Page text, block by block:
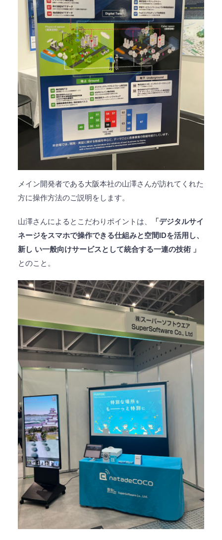
メイン開発者である大阪本社の山澤さんが訪れてくれた
方に操作方法のご説明をします。
山澤さんによるとこだわりポイントは、
「デジタルサイ
ネージをスマホで操作できる仕組みと空間IDを活用し、
新し い一般向けサービスとして統合する一連の技術 」
とのこと。